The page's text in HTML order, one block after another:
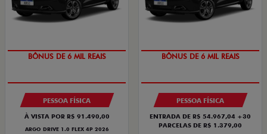
TAXA ZERO
PESSOA FÍSICA
À VISTA POR R$ 91.490,00
ARGO DRIVE 1.0 FLEX 4P 2026
TAXA ZERO
PESSOA FÍSICA
ENTRADA DE R$ 54.967,04 +30
PARCELAS DE R$ 1.379,00